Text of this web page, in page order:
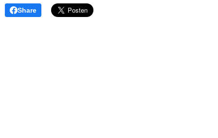
Share